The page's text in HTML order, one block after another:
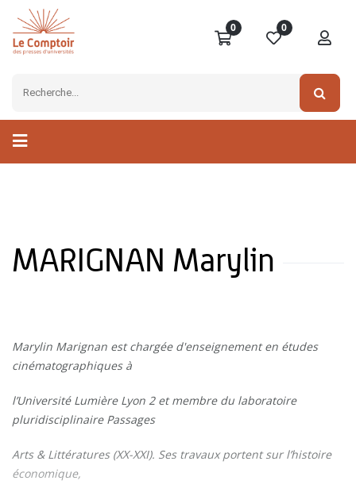
0 0
MARIGNAN Marylin
Marylin Marignan est chargée d'enseignement en études
cinématographiques à
l’Université Lumière Lyon 2 et membre du laboratoire
pluridisciplinaire Passages
Arts & Littératures (XX-XXI). Ses travaux portent sur l’histoire
économique,